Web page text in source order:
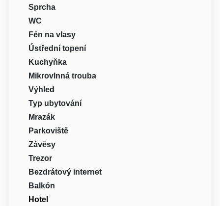
Sprcha
WC
Fén na vlasy
Ústřední topení
Kuchyňka
Mikrovlnná trouba
Výhled
Typ ubytování
Mrazák
Parkoviště
Závěsy
Trezor
Bezdrátový internet
Balkón
Hotel